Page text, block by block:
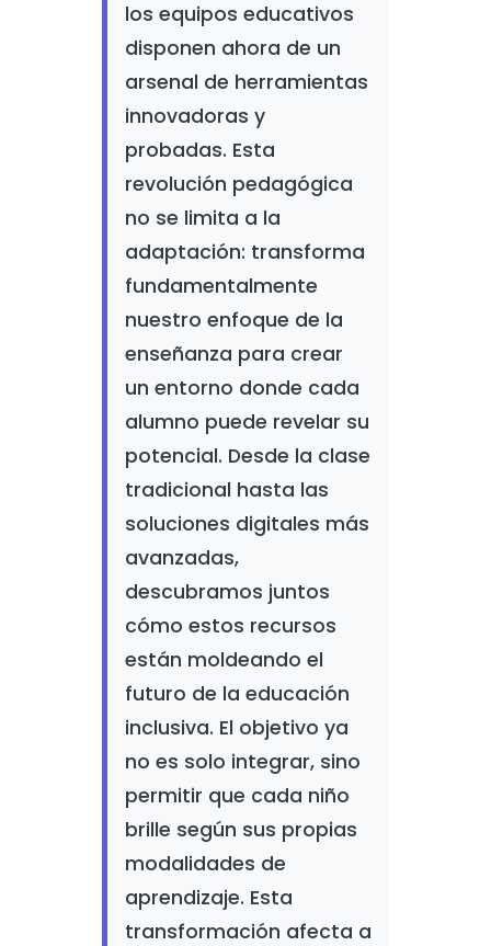
los equipos educativos
disponen ahora de un
arsenal de herramientas
innovadoras y
probadas. Esta
revolución pedagógica
no se limita a la
adaptación: transforma
fundamentalmente
nuestro enfoque de la
enseñanza para crear
un entorno donde cada
alumno puede revelar su
potencial. Desde la clase
tradicional hasta las
soluciones digitales más
avanzadas,
descubramos juntos
cómo estos recursos
están moldeando el
futuro de la educación
inclusiva. El objetivo ya
no es solo integrar, sino
permitir que cada niño
brille según sus propias
modalidades de
aprendizaje. Esta
transformación afecta a